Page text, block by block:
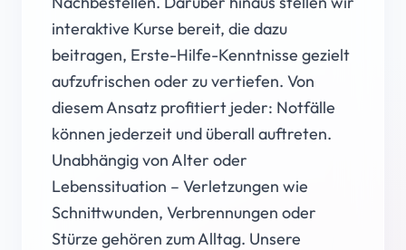
interaktive Kurse bereit, die dazu
beitragen, Erste-Hilfe-Kenntnisse gezielt
aufzufrischen oder zu vertiefen. Von
diesem Ansatz profitiert jeder: Notfälle
können jederzeit und überall auftreten.
Unabhängig von Alter oder
Lebenssituation – Verletzungen wie
Schnittwunden, Verbrennungen oder
Stürze gehören zum Alltag. Unsere